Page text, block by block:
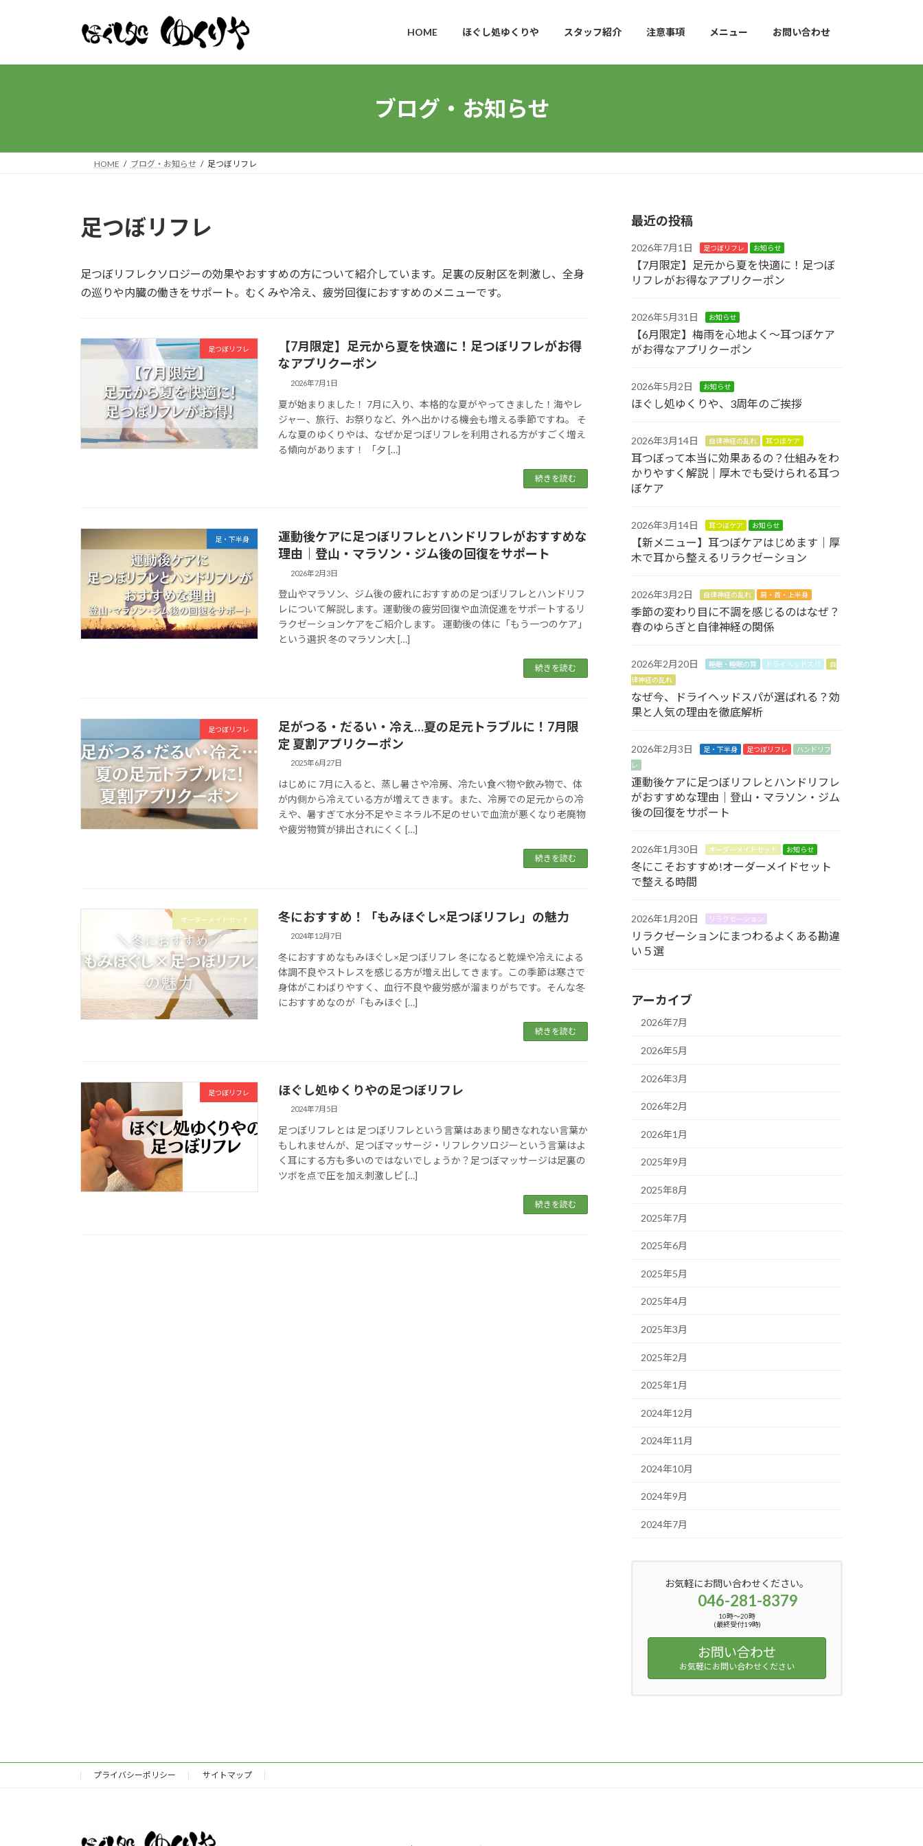
プ
動
HOME ほぐし処ゆくりや スタッフ紹介 注意事項 メニュー お問い合わせ
ブログ・お知らせ
HOME ブログ・お知らせ 足つぼリフレ
足つぼリフレ
足つぼリフレクソロジーの効果やおすすめの方について紹介しています。足裏の反射区を刺激し、全身
の巡りや内臓の働きをサポート。むくみや冷え、疲労回復におすすめのメニューです。
足つぼリフレ
【7月限定】足元から夏を快適に！足つぼリフレがお得
なアプリクーポン
2026年7月1日
夏が始まりました！ 7月に入り、本格的な夏がやってきました！海やレ
ジャー、旅行、お祭りなど、外へ出かける機会も増える季節ですね。 そ
んな夏のゆくりやは、なぜか足つぼリフレを利用される方がすごく増え
る傾向があります！ 「夕 […]
続きを読む
足・下半身
運動後ケアに足つぼリフレとハンドリフレがおすすめな
理由｜登山・マラソン・ジム後の回復をサポート
2026年2月3日
登山やマラソン、ジム後の疲れにおすすめの足つぼリフレとハンドリフ
レについて解説します。運動後の疲労回復や血流促進をサポートするリ
ラクゼーションケアをご紹介します。 運動後の体に「もう一つのケア」
という選択 冬のマラソン大 […]
続きを読む
足つぼリフレ
足がつる・だるい・冷え…夏の足元トラブルに！7月限
定 夏割アプリクーポン
2025年6月27日
はじめに 7月に入ると、蒸し暑さや冷房、冷たい食べ物や飲み物で、体
が内側から冷えている方が増えてきます。また、冷房での足元からの冷
えや、暑すぎて水分不足やミネラル不足のせいで血流が悪くなり老廃物
や疲労物質が排出されにくく […]
続きを読む
オーダーメイドセット 冬におすすめ！「もみほぐし×足つぼリフレ」の魅力
2024年12月7日
冬におすすめなもみほぐし×足つぼリフレ 冬になると乾燥や冷えによる
体調不良やストレスを感じる方が増え出してきます。この季節は寒さで
身体がこわばりやすく、血行不良や疲労感が溜まりがちです。そんな冬
におすすめなのが「もみほぐ […]
続きを読む
足つぼリフレ ほぐし処ゆくりやの足つぼリフレ
2024年7月5日
足つぼリフレとは 足つぼリフレという言葉はあまり聞きなれない言葉か
もしれませんが、足つぼマッサージ・リフレクソロジーという言葉はよ
く耳にする方も多いのではないでしょうか？足つぼマッサージは足裏の
ツボを点で圧を加え刺激しピ […]
続きを読む
最近の投稿
2026年7月1日 足つぼリフレ お知らせ
【7月限定】足元から夏を快適に！足つぼ
リフレがお得なアプリクーポン
2026年5月31日 お知らせ
【6月限定】梅雨を心地よく〜耳つぼケア
がお得なアプリクーポン
2026年5月2日 お知らせ
ほぐし処ゆくりや、3周年のご挨拶
2026年3月14日 自律神経の乱れ 耳つぼケア
耳つぼって本当に効果あるの？仕組みをわ
かりやすく解説｜厚木でも受けられる耳つ
ぼケア
2026年3月14日 耳つぼケア お知らせ
【新メニュー】耳つぼケアはじめます｜厚
木で耳から整えるリラクゼーション
2026年3月2日 自律神経の乱れ 肩・首・上半身
季節の変わり目に不調を感じるのはなぜ？
春のゆらぎと自律神経の関係
2026年2月20日 睡眠・睡眠の質 ドライヘッドスパ
自
律神経の乱れ
なぜ今、ドライヘッドスパが選ばれる？効
果と人気の理由を徹底解析
2026年2月3日 足・下半身 足つぼリフレ
ハンドリフ
レ
運動後ケアに足つぼリフレとハンドリフレ
がおすすめな理由｜登山・マラソン・ジム
後の回復をサポート
2026年1月30日 オーダーメイドセット お知らせ
冬にこそおすすめ!オーダーメイドセット
で整える時間
2026年1月20日 リラクゼーション
リラクゼーションにまつわるよくある勘違
い５選
アーカイブ
2026年7月
2026年5月
2026年3月
2026年2月
2026年1月
2025年9月
2025年8月
2025年7月
2025年6月
2025年5月
2025年4月
2025年3月
2025年2月
2025年1月
2024年12月
2024年11月
2024年10月
2024年9月
2024年7月
お気軽にお問い合わせください。
046-281-8379
10時〜20時
(最終受付19時)
お問い合わせ
お気軽にお問い合わせください
プライバシーポリシー サイトマップ